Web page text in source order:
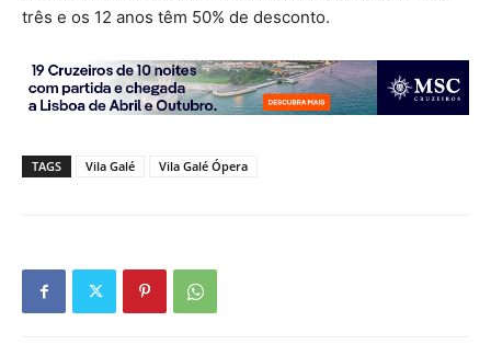
três e os 12 anos têm 50% de desconto.
TAGS Vila Galé Vila Galé Ópera